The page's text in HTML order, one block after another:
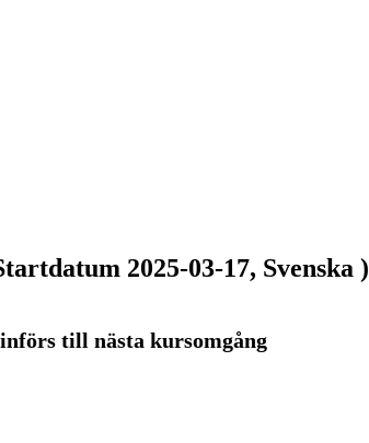
2025-03-17, Svenska )
till nästa kursomgång